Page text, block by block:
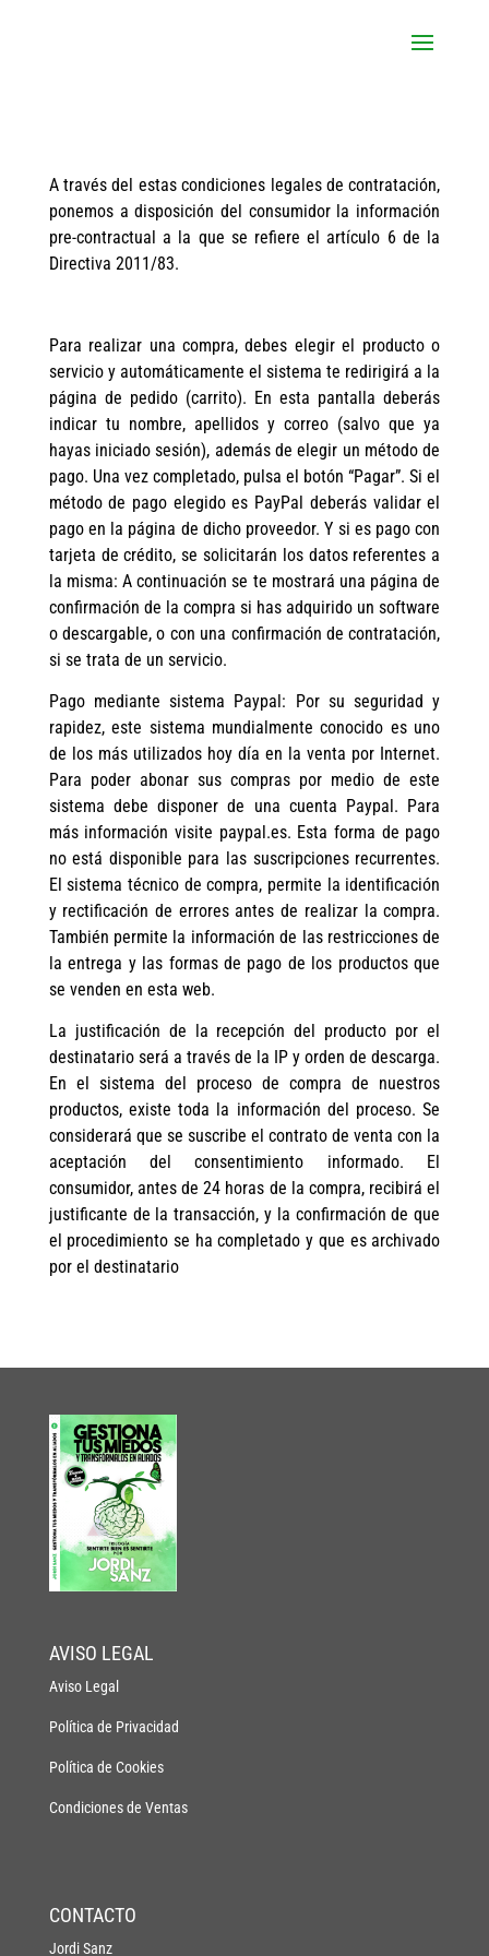
A través del estas condiciones legales de contratación,
ponemos a disposición del consumidor la información
pre-contractual a la que se refiere el artículo 6 de la
Directiva 2011/83.
Para realizar una compra, debes elegir el producto o
servicio y automáticamente el sistema te redirigirá a la
página de pedido (carrito). En esta pantalla deberás
indicar tu nombre, apellidos y correo (salvo que ya
hayas iniciado sesión), además de elegir un método de
pago. Una vez completado, pulsa el botón “Pagar”. Si el
método de pago elegido es PayPal deberás validar el
pago en la página de dicho proveedor. Y si es pago con
tarjeta de crédito, se solicitarán los datos referentes a
la misma: A continuación se te mostrará una página de
confirmación de la compra si has adquirido un software
o descargable, o con una confirmación de contratación,
si se trata de un servicio.
Pago mediante sistema Paypal: Por su seguridad y
rapidez, este sistema mundialmente conocido es uno
de los más utilizados hoy día en la venta por Internet.
Para poder abonar sus compras por medio de este
sistema debe disponer de una cuenta Paypal. Para
más información visite paypal.es. Esta forma de pago
no está disponible para las suscripciones recurrentes.
El sistema técnico de compra, permite la identificación
y rectificación de errores antes de realizar la compra.
También permite la información de las restricciones de
la entrega y las formas de pago de los productos que
se venden en esta web.
La justificación de la recepción del producto por el
destinatario será a través de la IP y orden de descarga.
En el sistema del proceso de compra de nuestros
productos, existe toda la información del proceso. Se
considerará que se suscribe el contrato de venta con la
aceptación del consentimiento informado. El
consumidor, antes de 24 horas de la compra, recibirá el
justificante de la transacción, y la confirmación de que
el procedimiento se ha completado y que es archivado
por el destinatario
AVISO LEGAL
Aviso Legal
Política de Privacidad
Política de Cookies
Condiciones de Ventas
CONTACTO
Jordi Sanz